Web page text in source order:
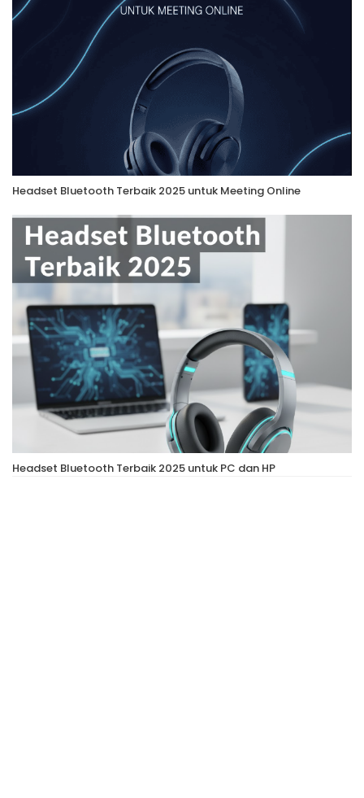
Headset Bluetooth Terbaik 2025 untuk Meeting Online
Headset Bluetooth Terbaik 2025 untuk PC dan HP